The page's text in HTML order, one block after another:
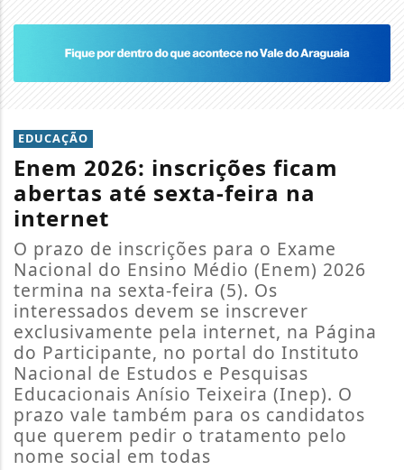
EDUCAÇÃO
Enem 2026: inscrições ficam
abertas até sexta-feira na
internet
O prazo de inscrições para o Exame
Nacional do Ensino Médio (Enem) 2026
termina na sexta-feira (5). Os
interessados devem se inscrever
exclusivamente pela internet, na Página
do Participante, no portal do Instituto
Nacional de Estudos e Pesquisas
Educacionais Anísio Teixeira (Inep). O
prazo vale também para os candidatos
que querem pedir o tratamento pelo
nome social em todas